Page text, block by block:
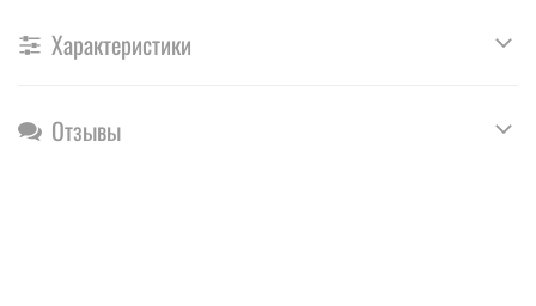
Характеристики
Отзывы